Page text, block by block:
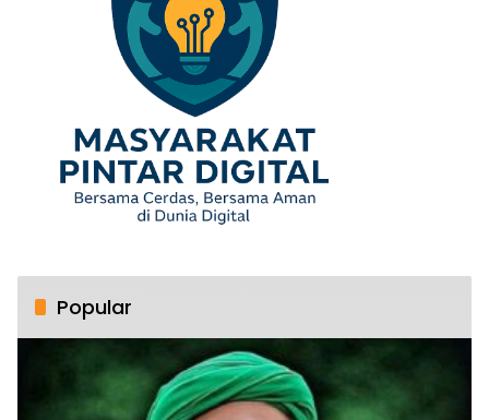
Popular